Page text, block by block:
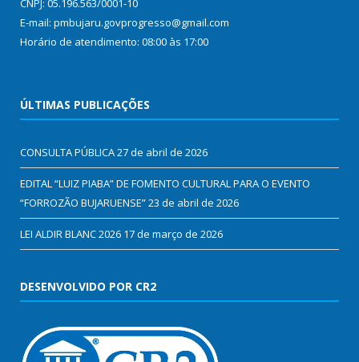
CNPJ: 05.196.563/0001-10
E-mail: pmbujaru.govprogresso@gmail.com
Horário de atendimento: 08:00 às 17:00
ÚLTIMAS PUBLICAÇÕES
CONSULTA PÚBLICA27 de abril de 2026
EDITAL “LUIZ PIABA” DE FOMENTO CULTURAL PARA O EVENTO
“FORROZÃO BUJARUENSE”23 de abril de 2026
LEI ALDIR BLANC 2026 17 de março de 2026
DESENVOLVIDO POR CR2